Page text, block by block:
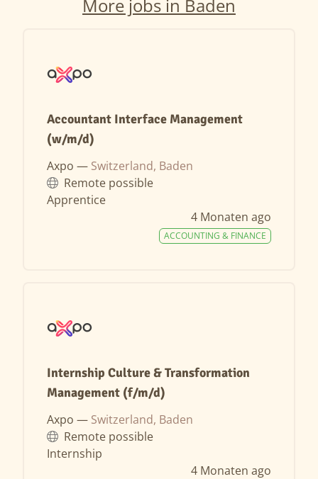
More jobs in Baden
Accountant Interface Management
(w/m/d)
Axpo — Switzerland, Baden
Remote possible
Apprentice
4 Monaten ago
ACCOUNTING & FINANCE
Internship Culture & Transformation
Management (f/m/d)
Axpo — Switzerland, Baden
Remote possible
Internship
4 Monaten ago